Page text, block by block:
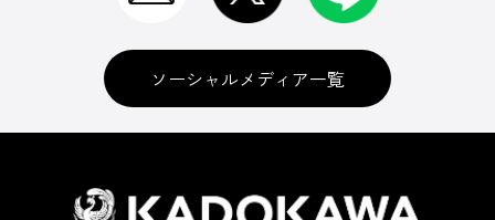
ソーシャルメディア一覧